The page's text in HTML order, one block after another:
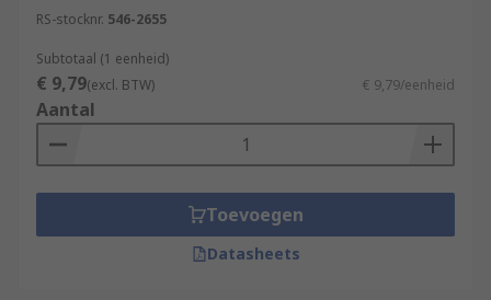
RS-stocknr. 546-2655
Subtotaal (1 eenheid)
€ 9,79(excl. BTW) € 9,79/eenheid
Aantal
Toevoegen
Datasheets